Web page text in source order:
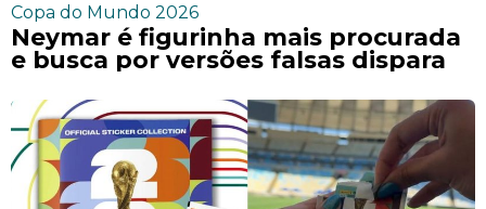
Copa do Mundo 2026
Neymar é figurinha mais procurada
e busca por versões falsas dispara